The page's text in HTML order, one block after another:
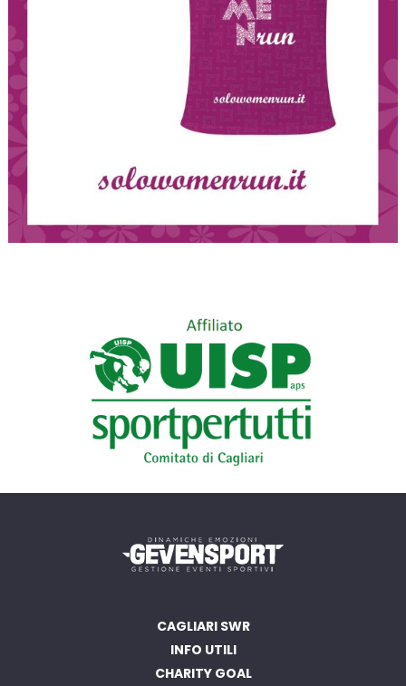
CAGLIARI SWR
INFO UTILI
CHARITY GOAL